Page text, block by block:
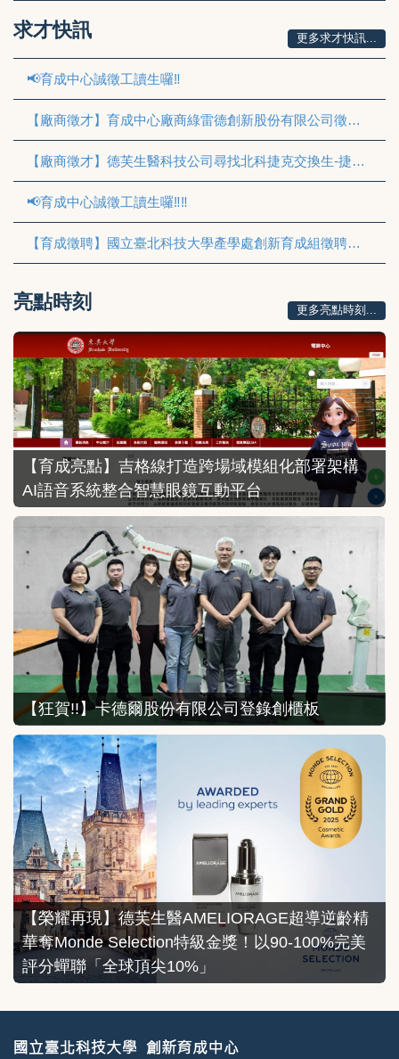
求才快訊
📢育成中心誠徵工讀生囉‼
【廠商徵才】育成中心廠商綠雷德創新股份有限公司徵工讀
【廠商徵才】德芙生醫科技公司尋找北科捷克交換生-捷克打工機會
📢育成中心誠徵工讀生囉‼‼
【育成徵聘】國立臺北科技大學產學處創新育成組徵聘計畫專任助理
更多求才快訊...
亮點時刻
【育成亮點】吉格線打造跨場域模組化部署架構
AI語音系統整合智慧眼鏡互動平台
【狂賀!!】卡德爾股份有限公司登錄創櫃板
【榮耀再現】德芙生醫AMELIORAGE超導逆齡精
華奪Monde Selection特級金獎！以90-100%完美
評分蟬聯「全球頂尖10%」
更多亮點時刻...